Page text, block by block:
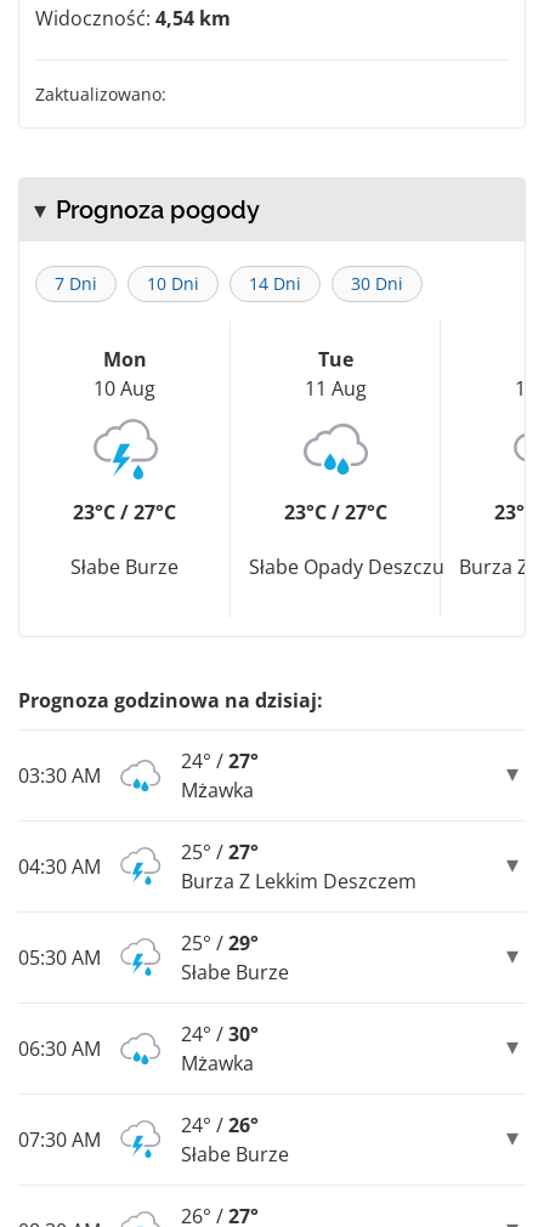
Widoczność: 4,54 km
Zaktualizowano:
Prognoza pogody
7 Dni 10 Dni 14 Dni 30 Dni
Mon
10 Aug
23°C / 27°C
Słabe Burze
Tue
11 Aug
23°C / 27°C
Słabe Opady Deszczu
12
23°C
Burza Z
Prognoza godzinowa na dzisiaj:
03:30 AM
24° /27°
Mżawka
04:30 AM
25° /27°
Burza Z Lekkim Deszczem
05:30 AM
25° /29°
Słabe Burze
06:30 AM
24° /30°
Mżawka
07:30 AM
24° /26°
Słabe Burze
26° /27°